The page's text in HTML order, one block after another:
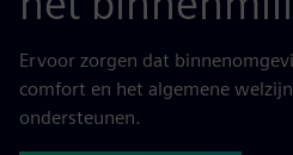
Ervoor zorgen dat
comfort en het algemene
ondersteunen.